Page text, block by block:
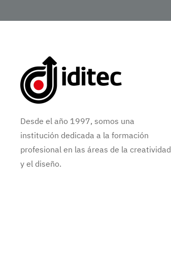
Desde el año 1997, somos una
institución dedicada a la formación
profesional en las áreas de la creatividad
y el diseño.